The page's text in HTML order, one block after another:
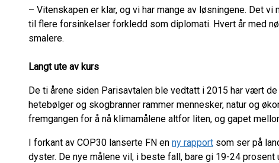
– Vitenskapen er klar, og vi har mange av løsningene. Det
til flere forsinkelser forkledd som diplomati. Hvert år med
smalere.
Langt ute av kurs
De ti årene siden Parisavtalen ble vedtatt i 2015 har vært
hetebølger og skogbranner rammer mennesker, natur og
fremgangen for å nå klimamålene altfor liten, og gapet
I forkant av COP30 lanserte FN en ny rapport som ser på
dyster. De nye målene vil, i beste fall, bare gi 19-24